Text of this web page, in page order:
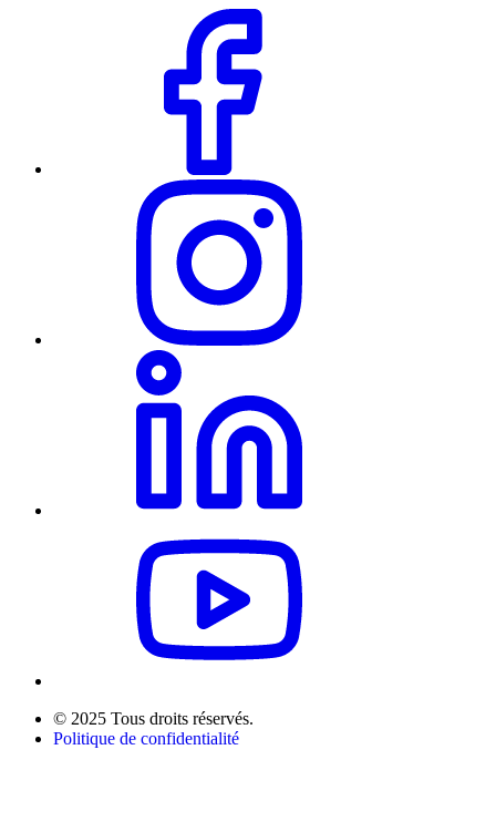
© 2025 Tous droits réservés.
Politique de confidentialité